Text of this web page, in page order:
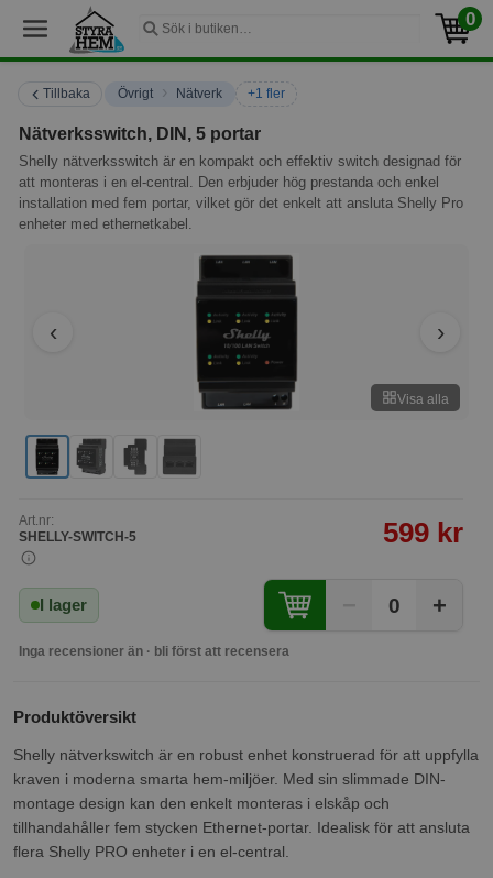
0
Tillbaka Övrigt › Nätverk +1 fler
Nätverksswitch, DIN, 5 portar
Shelly nätverksswitch är en kompakt och effektiv switch designad för
att monteras i en el-central. Den erbjuder hög prestanda och enkel
installation med fem portar, vilket gör det enkelt att ansluta Shelly Pro
enheter med ethernetkabel.
Visa alla
Art.nr:
SHELLY-SWITCH-5
599 kr
I lager 0 +
Inga recensioner än · bli först att recensera
Produktöversikt
Shelly nätverkswitch är en robust enhet konstruerad för att uppfylla
kraven i moderna smarta hem-miljöer. Med sin slimmade DIN-
montage design kan den enkelt monteras i elskåp och
tillhandahåller fem stycken Ethernet-portar. Idealisk för att ansluta
flera Shelly PRO enheter i en el-central.